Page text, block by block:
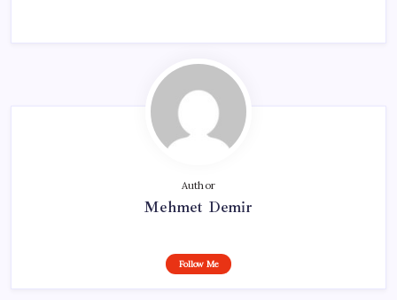
Author
Mehmet Demir
Follow Me